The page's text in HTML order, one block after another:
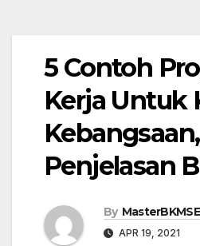
5 Contoh
Kerja Untuk
Penjelasan
By
APR 19, 2021